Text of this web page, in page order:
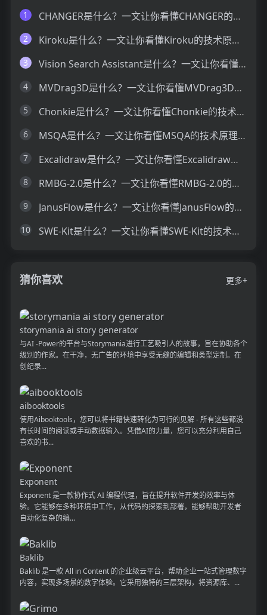
1
CHANGER是什么？一文让你看懂CHANGER的技术原理、主要功能、应用场景
2 Kiroku是什么？一文让你看懂Kiroku的技术原理、主要功能、应用场景
3 Vision Search Assistant是什么？一文让你看懂Vision Search Assistant的技术原理、主要功能、应用场景
4 MVDrag3D是什么？一文让你看懂MVDrag3D的技术原理、主要功能、应用场景
5 Chonkie是什么？一文让你看懂Chonkie的技术原理、主要功能、应用场景
6 MSQA是什么？一文让你看懂MSQA的技术原理、主要功能、应用场景
7 Excalidraw是什么？一文让你看懂Excalidraw的技术原理、主要功能、应用场景
8 RMBG-2.0是什么？一文让你看懂RMBG-2.0的技术原理、主要功能、应用场景
9 JanusFlow是什么？一文让你看懂JanusFlow的技术原理、主要功能、应用场景
10 SWE-Kit是什么？一文让你看懂SWE-Kit的技术原理、主要功能、应用场景
猜你喜欢 更多+
storymania ai story generator
与AI -Power的平台与Storymania进行工艺吸引人的故事，旨在协助各个
级别的作家。在干净，无广告的环境中享受无缝的编辑和类型定制。在
创纪录...
aibooktools
使用Aibooktools，您可以将书籍快速转化为可行的见解 - 所有这些都没
有长时间的阅读或手动数据输入。凭借AI的力量，您可以充分利用自己
喜欢的书...
Exponent
Exponent 是一款协作式 AI 编程代理，旨在提升软件开发的效率与体
验。它能够在多种环境中工作，从代码的探索到部署，能够帮助开发者
自动化复杂的编...
Baklib
Baklib 是一款 All in Content 的企业级云平台，帮助企业一站式管理数字
内容，实现多场景的数字体验。它采用独特的三层架构，将资源库、...